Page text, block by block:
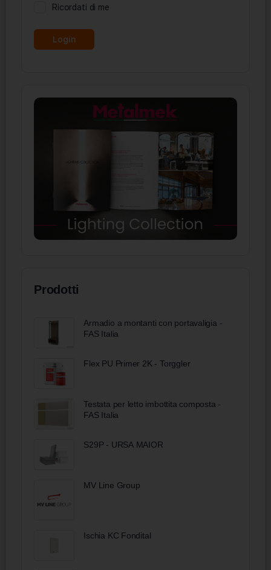
Ricordati di me
Prodotti
Armadio a montanti con portavaligia -
FAS Italia
Flex PU Primer 2K - Torggler
Testata per letto imbottita composta -
FAS Italia
S29P - URSA MAIOR
MV Line Group
Ischia KC Fondital